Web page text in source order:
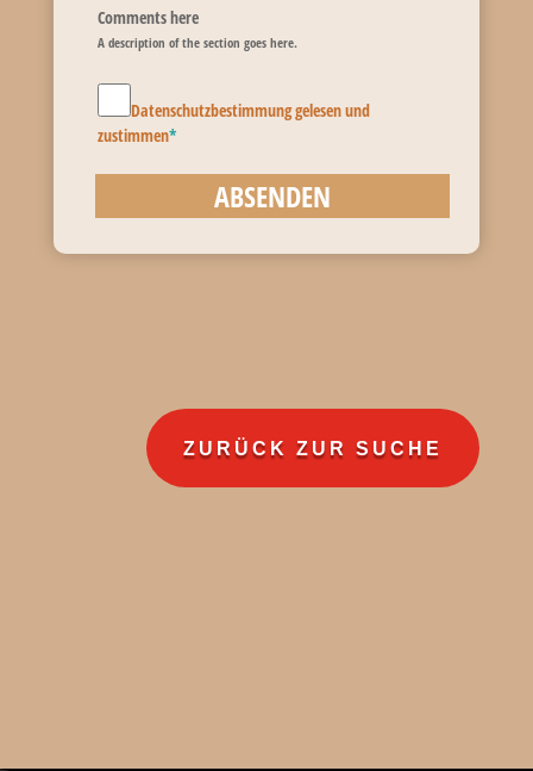
Comments here
A description of the section goes here.
Datenschutzbestimmung gelesen und
zustimmen*
ABSENDEN
ZURÜCK ZUR SUCHE